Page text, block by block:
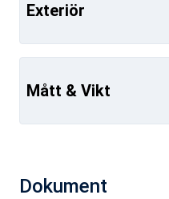
Exteriör
Mått & Vikt
Dokument